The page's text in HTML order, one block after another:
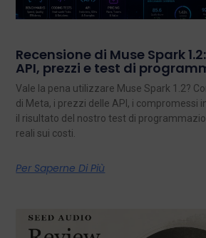
Recensione di Muse Spark
API, prezzi e test di
Vale la pena utilizzare Muse Spark 1.2?
di Meta, i prezzi delle API, i compromessi
il risultato del nostro test di
reali sui costi.
Per Saperne Di Più